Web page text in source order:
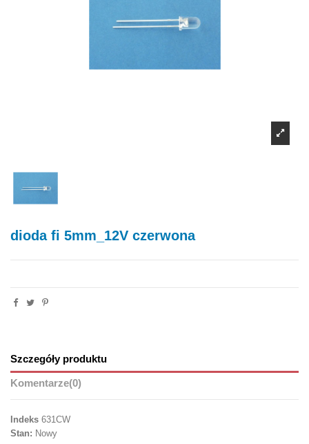
dioda fi 5mm_12V czerwona
Szczegóły produktu
Komentarze(0)
Indeks 631CW
Stan: Nowy